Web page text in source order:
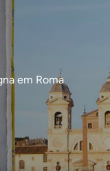
em Roma